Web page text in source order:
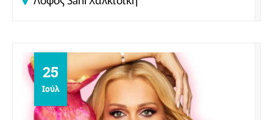
25
Ιούλ